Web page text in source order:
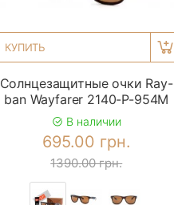
КУПИТЬ
Солнцезащитные очки Ray-
ban Wayfarer 2140-P-954M
В наличии
695.00 грн.
1390.00 грн.